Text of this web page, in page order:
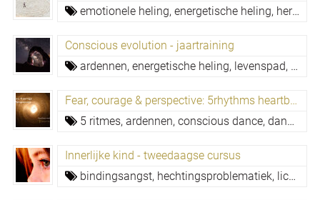
emotionele heling, energetische heling, herbronning,
Conscious evolution - jaartraining
ardennen, energetische heling, levenspad,
Fear, courage & perspective: 5rhythms heartbeat
5 ritmes, ardennen, conscious dance, dansworkshop,
Innerlijke kind - tweedaagse cursus
bindingsangst, hechtingsproblematiek, lichaamsgerichte traumatherapie,